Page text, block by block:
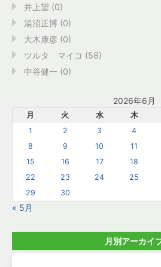
井上望 (0)
湯沼正博 (0)
大木康彦 (0)
ツルタ マイコ (58)
中谷健一 (0)
2026年6月
月 火 水 木
1
2 3 4
8
9 10 11
15
16 17 18
22
23 24 25
29
30
« 5月
月別アーカイ